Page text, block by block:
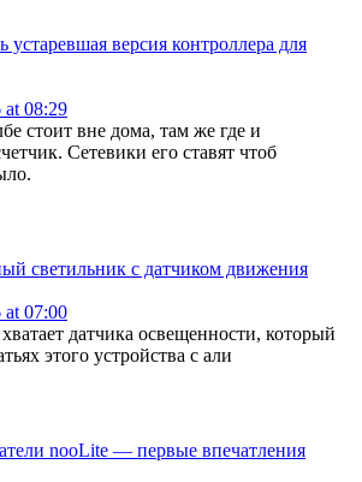
устаревшая версия контроллера для
at 08:29
стоит вне дома, там же где и
Сетевики его ставят чтоб
светильник с датчиком движения
at 07:00
датчика освещенности, который
этого устройства с али
nooLite — первые впечатления